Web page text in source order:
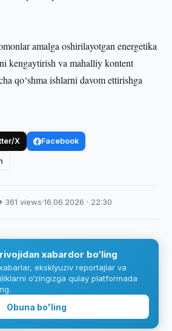
amalga oshirilayotgan energetika
kengaytirish va mahalliy kontent
qo‘shma ishlarni davom ettirishga
X Facebook
361 views·16.06.2026 · 22:30
xabardor bo‘ling
eksklyuziv reportajlar va
o‘zingizga qulay platformada
Obuna bo'ling